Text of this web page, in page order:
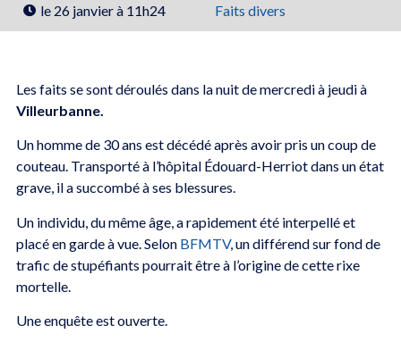
le 26 janvier à 11h24 Faits divers
Les faits se sont déroulés dans la nuit de mercredi à jeudi à
Villeurbanne.
Un homme de 30 ans est décédé après avoir pris un coup de
couteau. Transporté à l’hôpital Édouard-Herriot dans un état
grave, il a succombé à ses blessures.
Un individu, du même âge, a rapidement été interpellé et
placé en garde à vue. Selon BFMTV, un différend sur fond de
trafic de stupéfiants pourrait être à l’origine de cette rixe
mortelle.
Une enquête est ouverte.